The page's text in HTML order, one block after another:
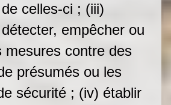
celles-ci ; (iii)
empêcher ou
mesures contre des
présumés ou les
sécurité ; (iv) établir